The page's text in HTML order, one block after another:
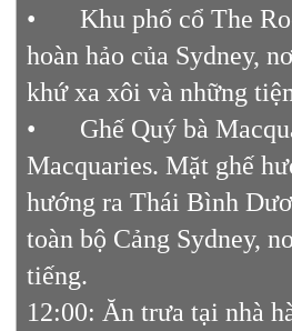
•
Khu phố cổ The
hoàn hảo của Sydney,
khứ xa xôi và những
•
Ghế Quý bà
Macquaries. Mặt ghế
hướng ra Thái Bình
toàn bộ Cảng Sydney,
tiếng.
12:00: Ăn trưa tại nhà